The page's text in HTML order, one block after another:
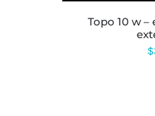
topo 10 w – empotrable led rasante para
$